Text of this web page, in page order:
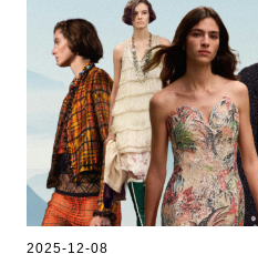
2025-12-08